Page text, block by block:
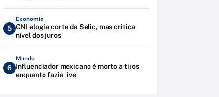
5
Economia
CNI elogia corte da Selic, mas critica
nível dos juros
6
Mundo
Influenciador mexicano é morto a tiros
enquanto fazia live